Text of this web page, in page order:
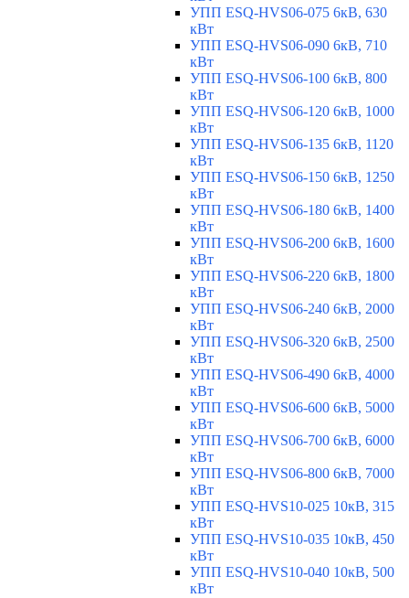
УПП ESQ-HVS06-075 6кВ, 630
кВт
УПП ESQ-HVS06-090 6кВ, 710
кВт
УПП ESQ-HVS06-100 6кВ, 800
кВт
УПП ESQ-HVS06-120 6кВ, 1000
кВт
УПП ESQ-HVS06-135 6кВ, 1120
кВт
УПП ESQ-HVS06-150 6кВ, 1250
кВт
УПП ESQ-HVS06-180 6кВ, 1400
кВт
УПП ESQ-HVS06-200 6кВ, 1600
кВт
УПП ESQ-HVS06-220 6кВ, 1800
кВт
УПП ESQ-HVS06-240 6кВ, 2000
кВт
УПП ESQ-HVS06-320 6кВ, 2500
кВт
УПП ESQ-HVS06-490 6кВ, 4000
кВт
УПП ESQ-HVS06-600 6кВ, 5000
кВт
УПП ESQ-HVS06-700 6кВ, 6000
кВт
УПП ESQ-HVS06-800 6кВ, 7000
кВт
УПП ESQ-HVS10-025 10кВ, 315
кВт
УПП ESQ-HVS10-035 10кВ, 450
кВт
УПП ESQ-HVS10-040 10кВ, 500
кВт